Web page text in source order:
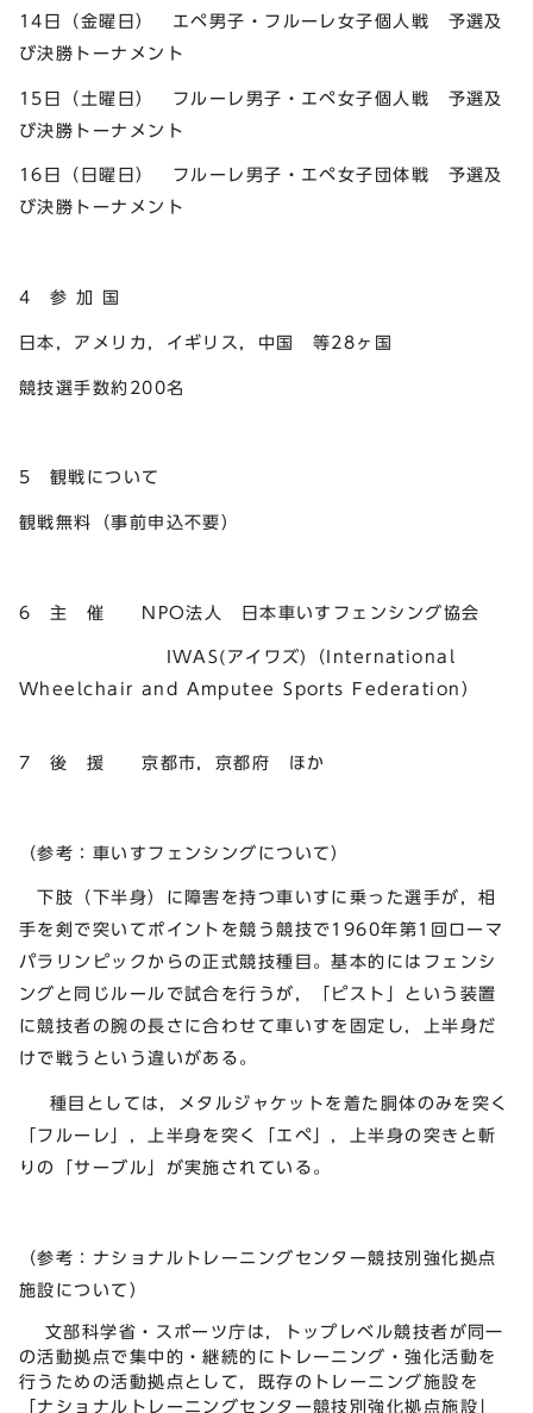
14日（金曜日） エペ男子・フルーレ女子個人戦 予選及
び決勝トーナメント
15日（土曜日） フルーレ男子・エペ女子個人戦 予選及
び決勝トーナメント
16日（日曜日） フルーレ男子・エペ女子団体戦 予選及
び決勝トーナメント
4 参 加 国
日本，アメリカ，イギリス，中国 等28ヶ国
競技選手数約200名
5 観戦について
観戦無料（事前申込不要）
6 主 催 NPO法人 日本車いすフェンシング協会
IWAS(アイワズ)（International
Wheelchair and Amputee Sports Federation）
7 後 援 京都市，京都府 ほか
（参考：車いすフェンシングについて）
下肢（下半身）に障害を持つ車いすに乗った選手が，相
手を剣で突いてポイントを競う競技で1960年第1回ローマ
パラリンピックからの正式競技種目。基本的にはフェンシ
ングと同じルールで試合を行うが，「ピスト」という装置
に競技者の腕の長さに合わせて車いすを固定し，上半身だ
けで戦うという違いがある。
種目としては，メタルジャケットを着た胴体のみを突く
「フルーレ」，上半身を突く「エペ」，上半身の突きと斬
りの「サーブル」が実施されている。
（参考：ナショナルトレーニングセンター競技別強化拠点
施設について）
文部科学省・スポーツ庁は，トップレベル競技者が同一
の活動拠点で集中的・継続的にトレーニング・強化活動を
行うための活動拠点として，既存のトレーニング施設を
「ナショナルトレーニングセンター競技別強化拠点施設」